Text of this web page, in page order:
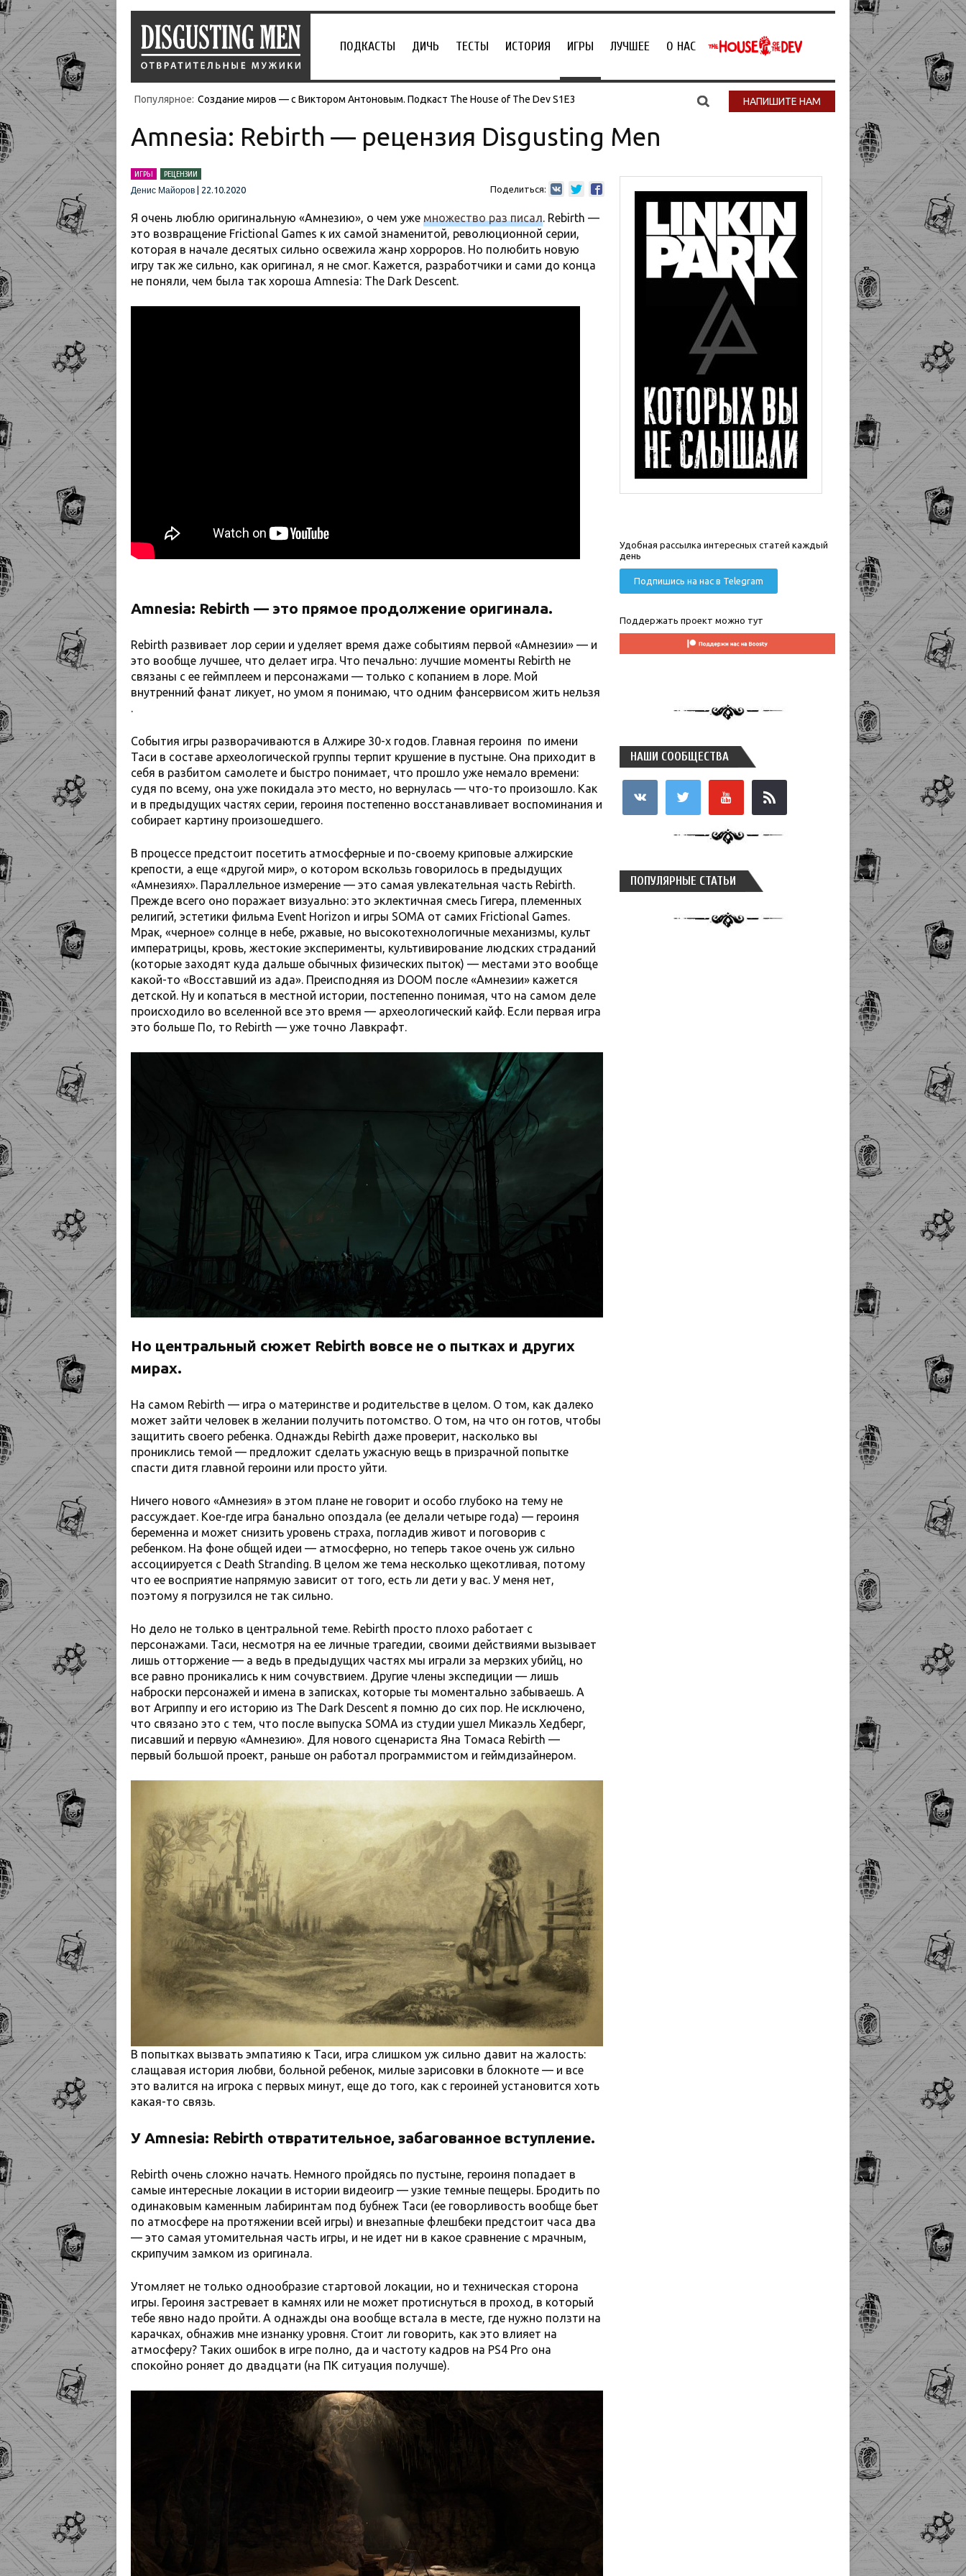
ПОДКАСТЫ ДИЧЬ ТЕСТЫ ИСТОРИЯ ИГРЫ ЛУЧШЕЕ О НАС
Популярное: Создание миров — с Виктором Антоновым. Подкаст The House of The Dev S1E3 НАПИШИТЕ НАМ
Amnesia: Rebirth — рецензия Disgusting Men
ИГРЫ
РЕЦЕНЗИИ
Денис Майоров
22.10.2020 Поделиться:
Я очень люблю оригинальную «Амнезию», о чем уже множество раз писал. Rebirth —
это возвращение Frictional Games к их самой знаменитой, революционной серии,
которая в начале десятых сильно освежила жанр хорроров. Но полюбить новую
игру так же сильно, как оригинал, я не смог. Кажется, разработчики и сами до конца
не поняли, чем была так хороша Amnesia: The Dark Descent.
Amnesia: Rebirth — это прямое продолжение оригинала.
Rebirth развивает лор серии и уделяет время даже событиям первой «Амнезии» — и
это вообще лучшее, что делает игра. Что печально: лучшие моменты Rebirth не
связаны с ее геймплеем и персонажами — только с копанием в лоре. Мой
внутренний фанат ликует, но умом я понимаю, что одним фансервисом жить нельзя
.
События игры разворачиваются в Алжире 30-х годов. Главная героиня по имени
Таси в составе археологической группы терпит крушение в пустыне. Она приходит в
себя в разбитом самолете и быстро понимает, что прошло уже немало времени:
судя по всему, она уже покидала это место, но вернулась — что-то произошло. Как
и в предыдущих частях серии, героиня постепенно восстанавливает воспоминания и
собирает картину произошедшего.
В процессе предстоит посетить атмосферные и по-своему криповые алжирские
крепости, а еще «другой мир», о котором вскользь говорилось в предыдущих
«Амнезиях». Параллельное измерение — это самая увлекательная часть Rebirth.
Прежде всего оно поражает визуально: это эклектичная смесь Гигера, племенных
религий, эстетики фильма Event Horizon и игры SOMA от самих Frictional Games.
Мрак, «черное» солнце в небе, ржавые, но высокотехнологичные механизмы, культ
императрицы, кровь, жестокие эксперименты, культивирование людских страданий
(которые заходят куда дальше обычных физических пыток) — местами это вообще
какой-то «Восставший из ада». Преисподняя из DOOM после «Амнезии» кажется
детской. Ну и копаться в местной истории, постепенно понимая, что на самом деле
происходило во вселенной все это время — археологический кайф. Если первая игра
это больше По, то Rebirth — уже точно Лавкрафт.
Но центральный сюжет Rebirth вовсе не о пытках и других
мирах.
На самом Rebirth — игра о материнстве и родительстве в целом. О том, как далеко
может зайти человек в желании получить потомство. О том, на что он готов, чтобы
защитить своего ребенка. Однажды Rebirth даже проверит, насколько вы
прониклись темой — предложит сделать ужасную вещь в призрачной попытке
спасти дитя главной героини или просто уйти.
Ничего нового «Амнезия» в этом плане не говорит и особо глубоко на тему не
рассуждает. Кое-где игра банально опоздала (ее делали четыре года) — героиня
беременна и может снизить уровень страха, погладив живот и поговорив с
ребенком. На фоне общей идеи — атмосферно, но теперь такое очень уж сильно
ассоциируется с Death Stranding. В целом же тема несколько щекотливая, потому
что ее восприятие напрямую зависит от того, есть ли дети у вас. У меня нет,
поэтому я погрузился не так сильно.
Но дело не только в центральной теме. Rebirth просто плохо работает с
персонажами. Таси, несмотря на ее личные трагедии, своими действиями вызывает
лишь отторжение — а ведь в предыдущих частях мы играли за мерзких убийц, но
все равно проникались к ним сочувствием. Другие члены экспедиции — лишь
наброски персонажей и имена в записках, которые ты моментально забываешь. А
вот Агриппу и его историю из The Dark Descent я помню до сих пор. Не исключено,
что связано это с тем, что после выпуска SOMA из студии ушел Микаэль Хедберг,
писавший и первую «Амнезию». Для нового сценариста Яна Томаса Rebirth —
первый большой проект, раньше он работал программистом и геймдизайнером.
В попытках вызвать эмпатияю к Таси, игра слишком уж сильно давит на жалость:
слащавая история любви, больной ребенок, милые зарисовки в блокноте — и все
это валится на игрока с первых минут, еще до того, как с героиней установится хоть
какая-то связь.
У Amnesia: Rebirth отвратительное, забагованное вступление.
Rebirth очень сложно начать. Немного пройдясь по пустыне, героиня попадает в
самые интересные локации в истории видеоигр — узкие темные пещеры. Бродить по
одинаковым каменным лабиринтам под бубнеж Таси (ее говорливость вообще бьет
по атмосфере на протяжении всей игры) и внезапные флешбеки предстоит часа два
— это самая утомительная часть игры, и не идет ни в какое сравнение с мрачным,
скрипучим замком из оригинала.
Утомляет не только однообразие стартовой локации, но и техническая сторона
игры. Героиня застревает в камнях или не может протиснуться в проход, в который
тебе явно надо пройти. А однажды она вообще встала в месте, где нужно ползти на
карачках, обнажив мне изнанку уровня. Стоит ли говорить, как это влияет на
атмосферу? Таких ошибок в игре полно, да и частоту кадров на PS4 Pro она
спокойно роняет до двадцати (на ПК ситуация получше).
Удобная рассылка интересных статей каждый
день
Подпишись на нас в Telegram
Поддержать проект можно тут
НАШИ СООБЩЕСТВА
ПОПУЛЯРНЫЕ СТАТЬИ